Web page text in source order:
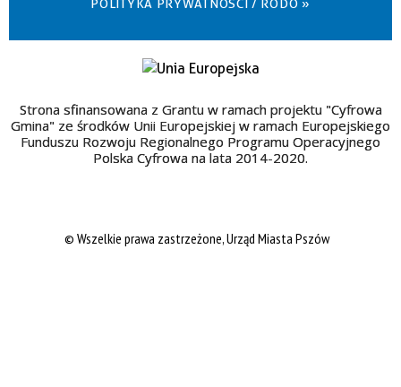
POLITYKA PRYWATNOŚCI / RODO »
Strona sfinansowana z Grantu w ramach projektu "Cyfrowa
Gmina" ze środków Unii Europejskiej w ramach Europejskiego
Funduszu Rozwoju Regionalnego Programu Operacyjnego
Polska Cyfrowa na lata 2014-2020.
© Wszelkie prawa zastrzeżone, Urząd Miasta Pszów